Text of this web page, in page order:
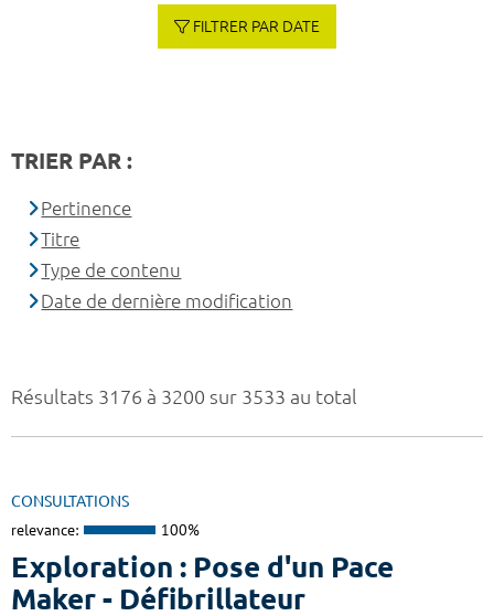
Résultats 3176 à 3200 sur 3533 au total
CONSULTATIONS
relevance: 100%
Exploration : Pose d'un Pace
Maker - Défibrillateur
FILTRER PAR DATE
TRIER PAR :
Pertinence
Titre
Type de contenu
Date de dernière modification